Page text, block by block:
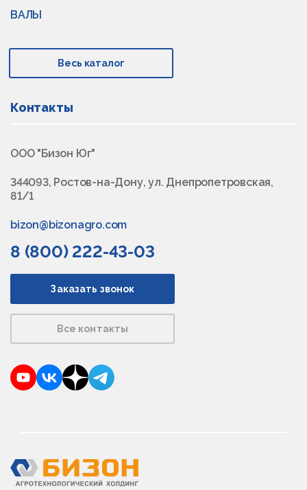
ВАЛЫ
Весь каталог
Контакты
ООО "Бизон Юг"
344093, Ростов-на-Дону, ул. Днепропетровская,
81/1
bizon@bizonagro.com
8 (800) 222-43-03
Заказать звонок
Все контакты
YouTubeVKontakte
DzenTelegram